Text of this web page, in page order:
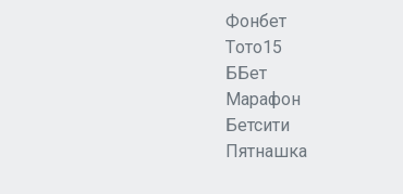
Фонбет
Tото15
ББет
Марафон
Бетсити
Пятнашка